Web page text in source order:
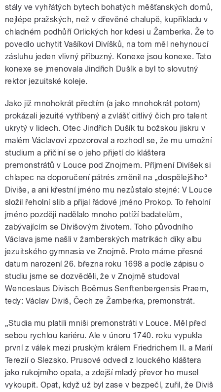
stály ve vyhřátých bytech bohatých měšťanských domů,
nejlépe pražských, než v dřevěné chalupě, kupříkladu v
chladném podhůří Orlických hor kdesi u Žamberka. Že to
povedlo uchytit Vašíkovi Divíšků, na tom měl nehynoucí
zásluhu jeden vlivný příbuzný. Konexe jsou konexe. Tato
konexe se jmenovala Jindřich Dušík a byl to slovutný
rektor jezuitské koleje.
Jako již mnohokrát předtím (a jako mnohokrát potom)
prokázali jezuité vytříbený a zvlášť citlivý čich pro talent
ukrytý v lidech. Otec Jindřich Dušík tu božskou jiskru v
malém Václavovi zpozoroval a rozhodl se, že mu umožní
studium a přičiní se o jeho přijetí do kláštera
premonstrátů v Louce pod Znojmem. Příjmení Divíšek si
chlapec na doporučení pátrés změnil na „dospělejšího“
Diviše, a ani křestní jméno mu nezůstalo stejné: V Louce
složil řeholní slib a přijal řádové jméno Prokop. To řeholní
jméno později nadělalo mnoho potíží badatelům,
zabývajícím se Divišovým životem. Toho původního
Václava jsme našli v žamberských matrikách díky albu
jezuitského gymnasia ve Znojmě. Proto máme přesné
datum narození 26. března roku 1698 a podle zápisu o
studiu jsme se dozvěděli, že v Znojmě studoval
Wenceslaus Divisch Boëmus Senftenbergensis Praem,
tedy: Václav Diviš, Čech ze Žamberka, premonstrát.
„Studia mu platili mniši premonstráti v Louce. Měl před
sebou rychlou kariéru. Ale v únoru 1740. roku vypukla
první z válek mezi pruským králem Friedrichem II. a Marií
Terezií o Slezsko. Prusové odvedl z louckého kláštera
jako rukojmího opata, a zdejší mladý převor ho musel
vykoupit. Opat, když už byl zase v bezpečí, zuřil, že Diviš